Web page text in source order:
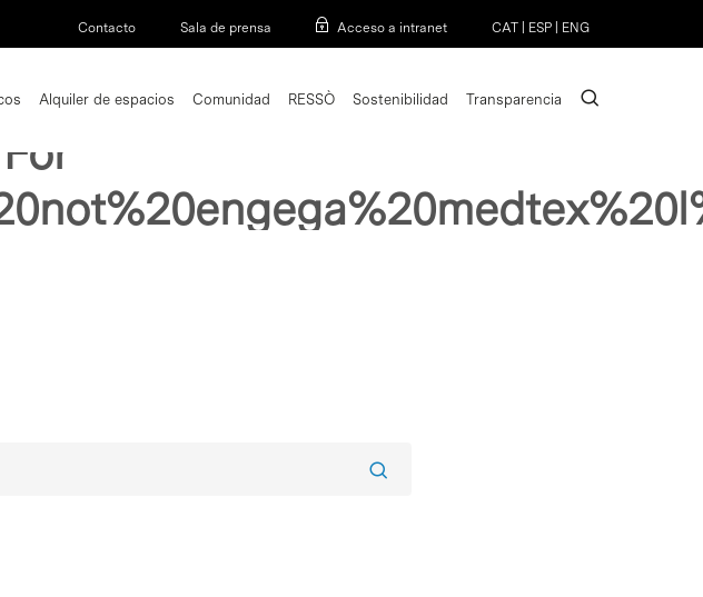
Contacto Sala de prensa Acceso a intranet CAT ESP ENG
Alquiler de espacios Comunidad RESSÒ Sostenibilidad Transparencia search